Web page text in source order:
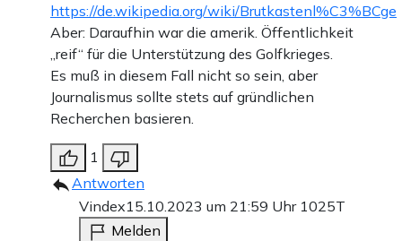
https://de.wikipedia.org/wiki/Brutkastenl%C3%BCge
Aber: Daraufhin war die amerik. Öffentlichkeit
„reif“ für die Unterstützung des Golfkrieges.
Es muß in diesem Fall nicht so sein, aber
Journalismus sollte stets auf gründlichen
Recherchen basieren.
1
Antworten
Vindex15.10.2023 um 21:59 Uhr 1025T
Melden